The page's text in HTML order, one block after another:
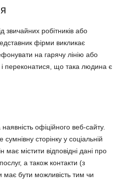
звичайних робітників або
фірми викликає
на гарячу лінію або
і переконатися, що така людина є
офіційного веб-сайту.
сторінку у соціальній
містити відповідні дані про
а також контакти (з
бути можливість тим чи